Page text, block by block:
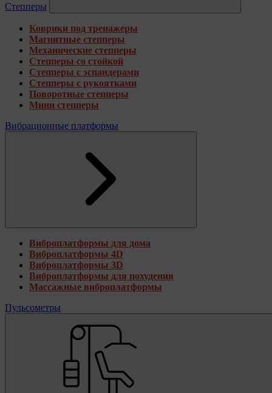
Степперы
Коврики под тренажеры
Магнитные степперы
Механические степперы
Степперы со стойкой
Степперы с эспандерами
Степперы с рукоятками
Поворотные степперы
Мини степперы
Вибрационные платформы
Виброплатформы для дома
Виброплатформы 4D
Виброплатформы 3D
Виброплатформы для похудения
Массажные виброплатформы
Пульсометры